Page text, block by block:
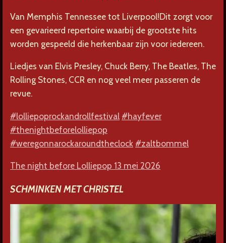
Van Memphis Tennessee tot Liverpool!Dit zorgt voor
een gevarieerd repertoire waarbij de grootste hits
worden gespeeld die herkenbaar zijn voor iedereen.
Liedjes van Elvis Presley, Chuck Berry, The Beatles, The
Rolling Stones, CCR en nog veel meer passeren de
revue.
#lolliepoprockandrollfestival #hayfever
#thenightbeforelolliepop
#weregonnarockaroundtheclock #zaltbommel
The night before Lolliepop 13 mei 2026
SCHMINKEN MET CHRISTEL